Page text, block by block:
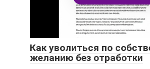
Как уволиться по
желанию без отработки